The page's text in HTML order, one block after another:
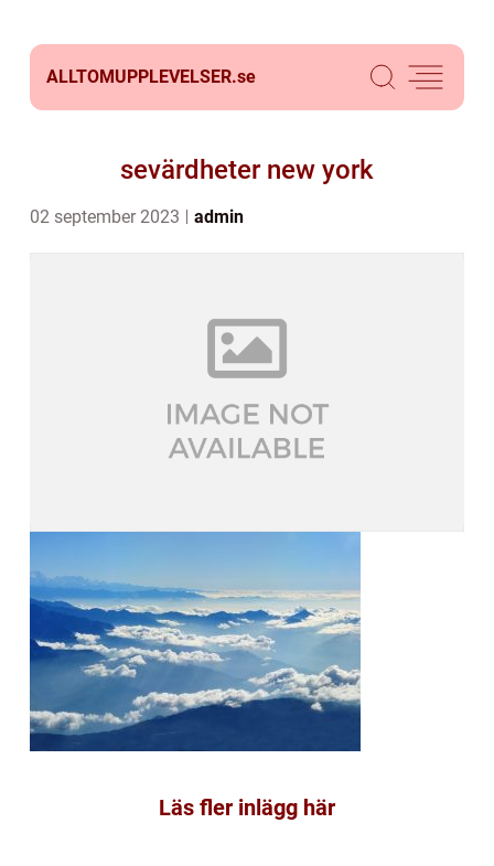
ALLTOMUPPLEVELSER.se
sevärdheter new york
02 september 2023 admin
Läs fler inlägg här